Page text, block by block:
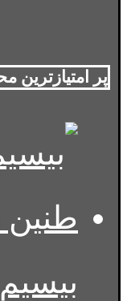
پر امتیازترین